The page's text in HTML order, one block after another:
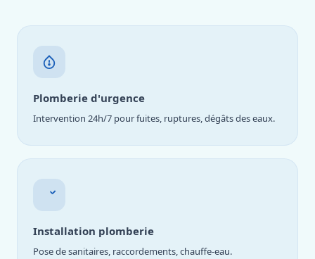
Plomberie d'urgence
Intervention 24h/7 pour fuites, ruptures, dégâts des eaux.
Installation plomberie
Pose de sanitaires, raccordements, chauffe-eau.